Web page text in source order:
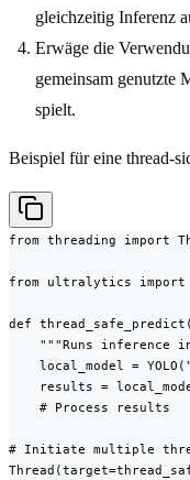
gleichzeitig Inferenz
Erwäge die
gemeinsam genutzte
spielt.
Beispiel für eine thread-
from threading import
from ultralytics import
def
"""Runs inference
local_model =
results =
    # Process results
# Initiate multiple